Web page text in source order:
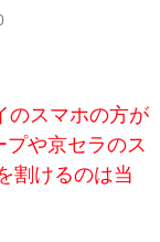
のスマホの方が
や京セラのス
割けるのは当